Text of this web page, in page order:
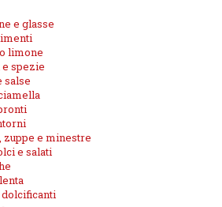
e glasse
limone
spezie
salse
e minestre
e salati
dolcificanti